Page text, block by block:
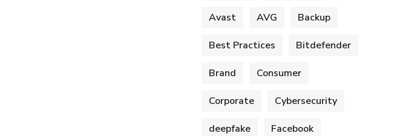
Avast AVG Backup
Best Practices Bitdefender
Brand Consumer
Corporate Cybersecurity
deepfake Facebook